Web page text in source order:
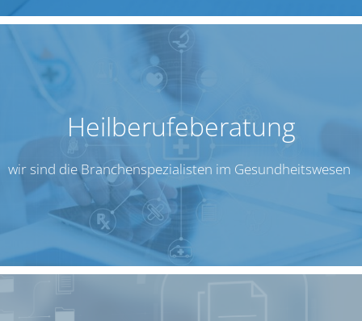
Heil­be­ru­fe­be­ra­tung
wir sind die Bran­chen­spe­zia­lis­ten im Gesund­heits­we­sen